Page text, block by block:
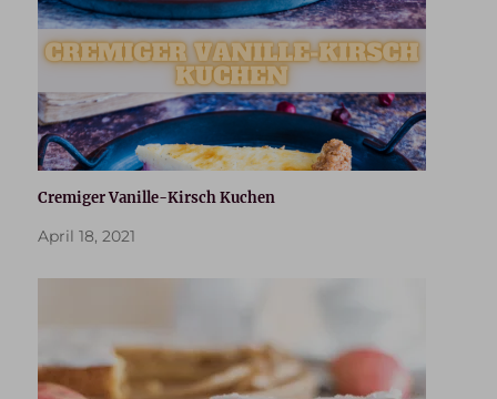
Cremiger Vanille-Kirsch Kuchen
April 18, 2021